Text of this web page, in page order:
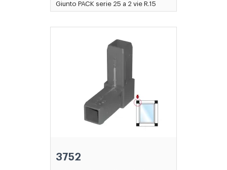
Giunto PACK serie 25 a 2 vie R.15
3752